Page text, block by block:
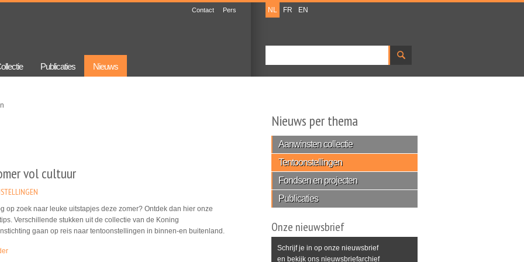
Contact Pers
Zoekveld
NL FR EN
Publicaties Nieuws
vol cultuur
op zoek naar leuke uitstapjes deze zomer? Ontdek dan hier onze
Verschillende stukken uit de collectie van de Koning
gaan op reis naar tentoonstellingen in binnen-en buitenland.
Nieuws per thema
Aanwinsten collectie
Tentoonstellingen
Fondsen en projecten
Publicaties
Onze nieuwsbrief
Schrijf je in op onze nieuwsbrief
en bekijk ons nieuwsbriefarchief